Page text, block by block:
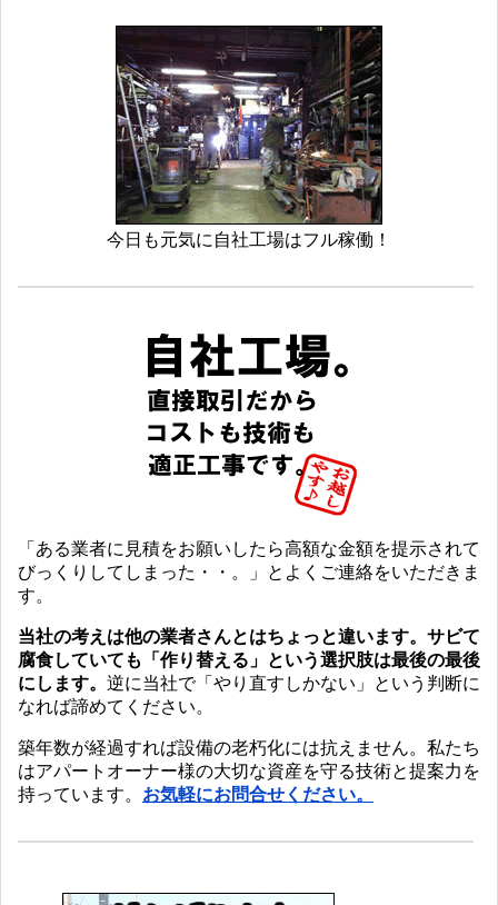
今日も元気に自社工場はフル稼働！
「ある業者に見積をお願いしたら高額な金額を提示されて
びっくりしてしまった・・。」とよくご連絡をいただきま
す。
当社の考えは他の業者さんとはちょっと違います。サビて
腐食していても「作り替える」という選択肢は最後の最後
にします。 逆に当社で「やり直すしかない」という判断に
なれば諦めてください。
築年数が経過すれば設備の老朽化には抗えません。私たち
はアパートオーナー様の大切な資産を守る技術と提案力を
持っています。 お気軽にお問合せください。